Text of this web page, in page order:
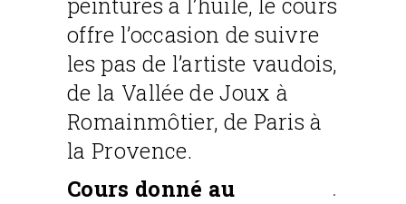
offre l’occasion de suivre
les pas de l’artiste vaudois,
de la Vallée de Joux à
Romainmôtier, de Paris à
la Provence.
.
Cours donné au